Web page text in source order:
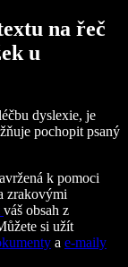
na řeč
u
dyslexie, je
pochopit psaný
k pomoci
zrakovými
váš obsah z
si užít
a e-maily